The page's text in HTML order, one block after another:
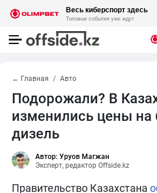
← Главная Авто
Подорожали? В
изменились цены на
дизель
Автор: Уруов Магжан
Эксперт, редактор Offside.kz
Правительство Казахстана